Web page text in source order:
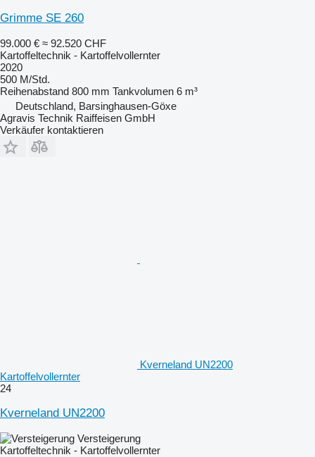
Grimme SE 260
99.000 € ≈ 92.520 CHF
Kartoffeltechnik - Kartoffelvollernter
2020
500 M/Std.
Reihenabstand 800 mm Tankvolumen 6 m³
Deutschland, Barsinghausen-Göxe
Agravis Technik Raiffeisen GmbH
Verkäufer kontaktieren
Kverneland UN2200
Kartoffelvollernter
24
Kverneland UN2200
Versteigerung
Kartoffeltechnik - Kartoffelvollernter